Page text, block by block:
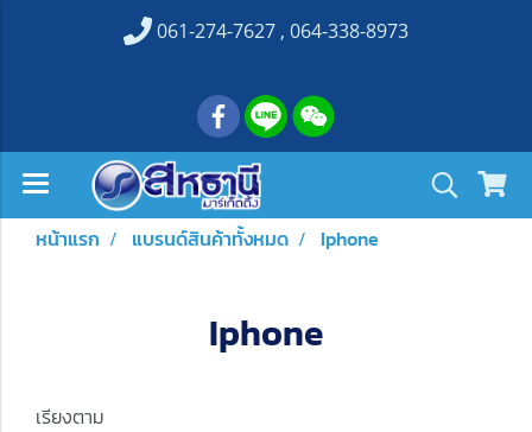
061-274-7627 , 064-338-8973
หน้าแรก แบรนด์สินค้าทั้งหมด Iphone
Iphone
เรียงตาม